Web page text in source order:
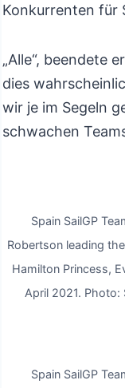
Konkurrenten für
„Alle“, beendete
dies
wir je im Segeln
schwachen
Spain SailGP
Robertson leading
Hamilton Princess,
April 2021. Photo:
Spain SailGP